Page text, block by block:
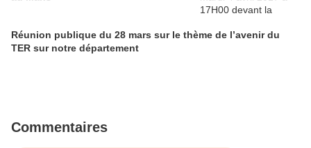
Réunion publique du 28 mars sur le thème de l’avenir du
TER sur notre département
Commentaires